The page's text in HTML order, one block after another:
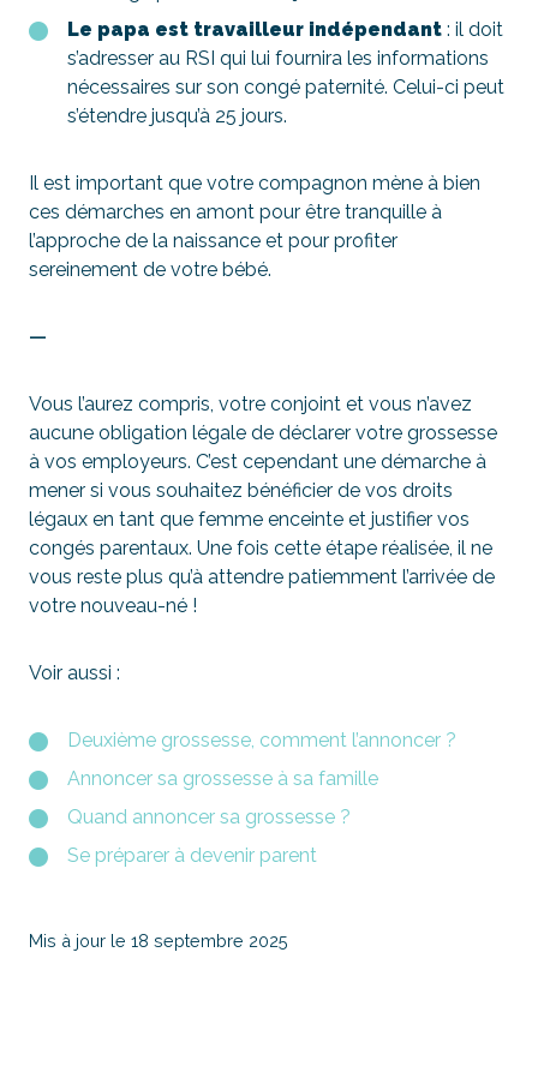
Le papa est travailleur indépendant : il doit
s’adresser au RSI qui lui fournira les informations
nécessaires sur son congé paternité. Celui-ci peut
s’étendre jusqu’à 25 jours.
Il est important que votre compagnon mène à bien
ces démarches en amont pour être tranquille à
l’approche de la naissance et pour profiter
sereinement de votre bébé.
—
Vous l’aurez compris, votre conjoint et vous n’avez
aucune obligation légale de déclarer votre grossesse
à vos employeurs. C’est cependant une démarche à
mener si vous souhaitez bénéficier de vos droits
légaux en tant que femme enceinte et justifier vos
congés parentaux. Une fois cette étape réalisée, il ne
vous reste plus qu’à attendre patiemment l’arrivée de
votre nouveau-né !
Voir aussi :
Deuxième grossesse, comment l’annoncer ?
Annoncer sa grossesse à sa famille
Quand annoncer sa grossesse ?
Se préparer à devenir parent
Mis à jour le 18 septembre 2025